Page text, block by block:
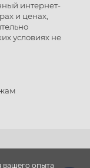
опыта
интернет-
и ценах,
условиях не